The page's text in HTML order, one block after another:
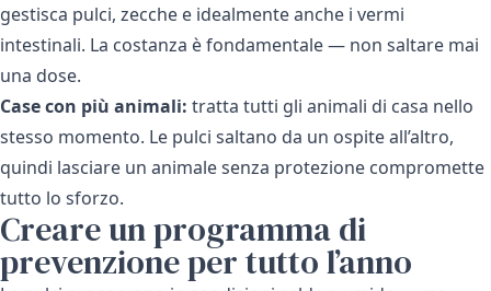
gestisca pulci, zecche e idealmente anche i vermi
intestinali. La costanza è fondamentale — non saltare mai
una dose.
Case con più animali: tratta tutti gli animali di casa nello
stesso momento. Le pulci saltano da un ospite all’altro,
quindi lasciare un animale senza protezione compromette
tutto lo sforzo.
Creare un programma di
prevenzione per tutto l’anno